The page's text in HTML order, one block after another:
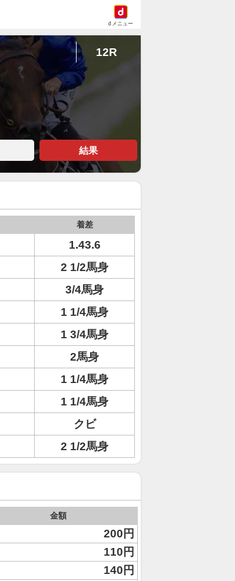
dメニュー
12R
結果
着差
1.43.6
2 1/2馬身
3/4馬身
1 1/4馬身
1 3/4馬身
2馬身
1 1/4馬身
1 1/4馬身
クビ
2 1/2馬身
金額
200円
110円
140円